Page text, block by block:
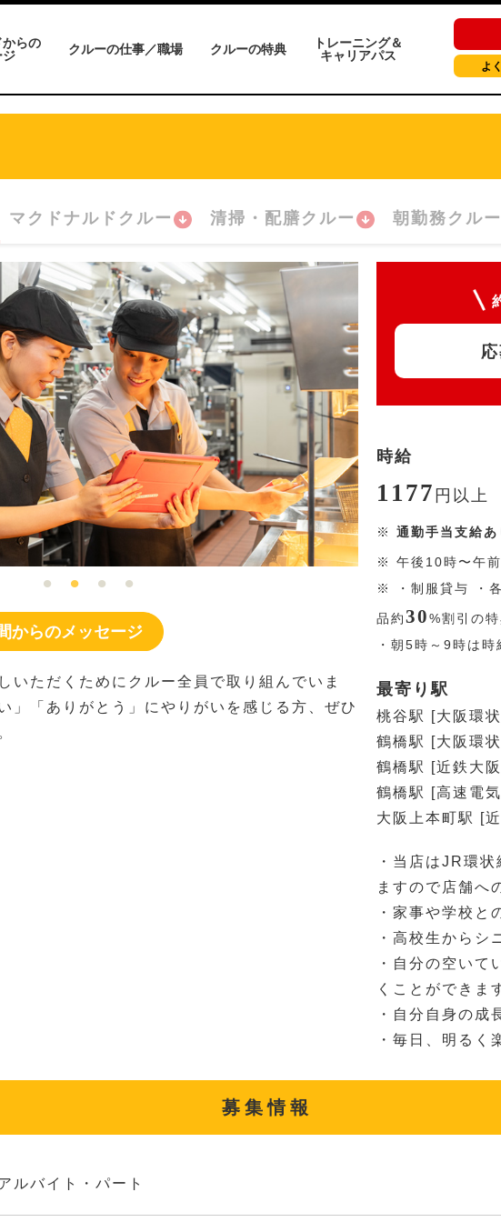
からの
ジ
クルーの仕事／職場 クルーの特典
トレーニング＆
キャリアパス
よ
マクドナルドクルー 清掃・配膳クルー 朝勤務クルー
からのメッセージ
いただくためにクルー全員で取り組んでいま
」「ありがとう」にやりがいを感じる方、ぜひ
時給
1177 円 以上
※ 通勤手当支給あ
※ 午後10時〜午
※
・制服貸与 ・
品約30%割引の
・朝5時～9時は
最寄り駅
桃谷駅 [大阪環
鶴橋駅 [大阪環
鶴橋駅 [近鉄大
鶴橋駅 [高速電
大阪上本町駅 [
・当店はJR環
ますので店舗へ
・家事や学校と
・高校生からシ
・自分の空いて
くことができま
・自分自身の成
・毎日、明るく
募集情報
ルバイト・パート